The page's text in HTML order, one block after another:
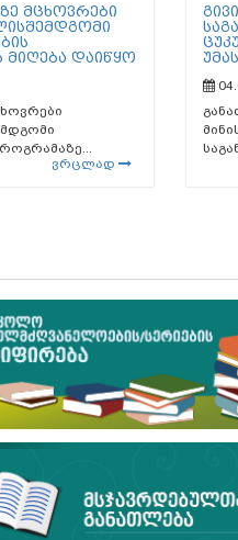
მცხოვრები
მიღება დაიწყო
ვრცლად